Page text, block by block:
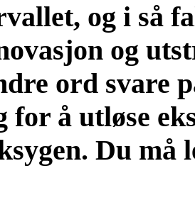
og i så
og
ord svare
for å utløse
Du må